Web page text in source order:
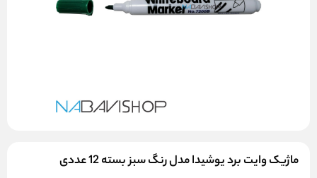
ماژیک وایت برد یوشیدا مدل رنگ سبز بسته 12 عددی